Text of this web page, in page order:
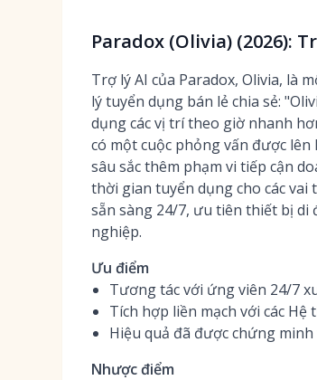
Paradox (Olivia) (2026):
Trợ lý AI của Paradox, Olivia, là
lý tuyển dụng bán lẻ chia sẻ:
dụng các vị trí theo giờ nhanh
có một cuộc phỏng vấn được lên
sâu sắc thêm phạm vi tiếp cận
thời gian tuyển dụng cho các
sẵn sàng 24/7, ưu tiên thiết bị
nghiệp.
Ưu điểm
Tương tác với ứng viên 24/7
Tích hợp liền mạch với các
Hiệu quả đã được chứng
Nhược điểm